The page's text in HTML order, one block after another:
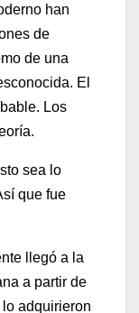
han
de
de una
El
Los
sea lo
que fue
llegó a la
a partir de
adquirieron